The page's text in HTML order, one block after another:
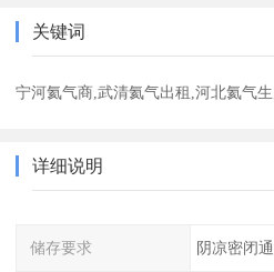
关键词
宁河氦气商,武清氦气出租,河北氦气
详细说明
储存要求 阴凉密闭